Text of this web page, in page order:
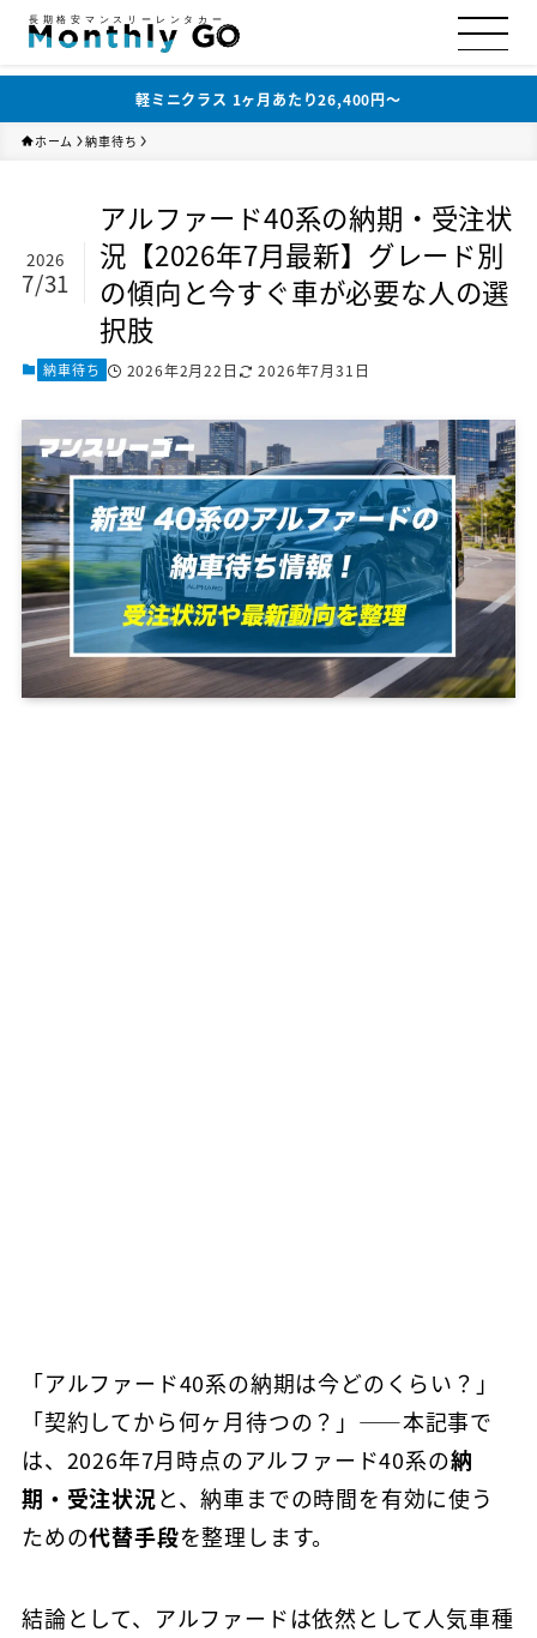
長期格安マンスリーレンタカー
軽ミニクラス 1ヶ月あたり26,400円〜
ホーム 納車待ち
アルファード40系の納期・受注状
況【2026年7月最新】グレード別
の傾向と今すぐ車が必要な人の選
択肢
2026
7/31
納車待ち 2026年2月22日 2026年7月31日
「アルファード40系の納期は今どのくらい？」
「契約してから何ヶ月待つの？」——本記事で
は、2026年7月時点のアルファード40系の納
期・受注状況と、納車までの時間を有効に使う
ための代替手段を整理します。
結論として、アルファードは依然として人気車種